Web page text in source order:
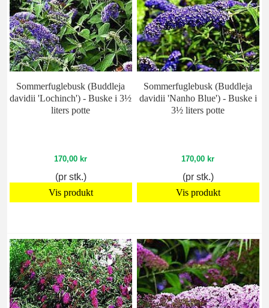
Sommerfuglebusk (Buddleja
davidii 'Lochinch') - Buske i 3½
liters potte
170,00 kr
(pr stk.)
Vis produkt
Sommerfuglebusk (Buddleja
davidii 'Nanho Blue') - Buske i
3½ liters potte
170,00 kr
(pr stk.)
Vis produkt